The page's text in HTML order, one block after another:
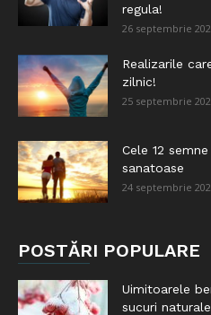
regula!
26 septembrie
Realizarile
zilnic!
25 septembrie
Cele 12
sanatoase
24 septembrie
POSTĂRI POPULARE
Uimitoarele
sucuri